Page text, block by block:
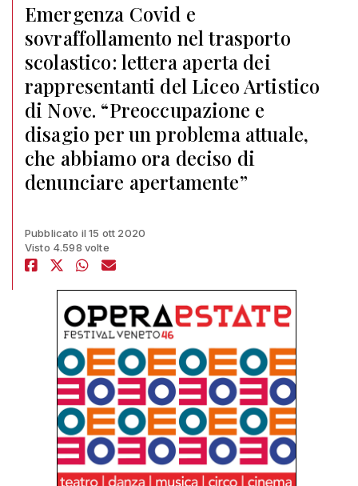
Emergenza Covid e
sovraffollamento nel trasporto
scolastico: lettera aperta dei
rappresentanti del Liceo Artistico
di Nove. “Preoccupazione e
disagio per un problema attuale,
che abbiamo ora deciso di
denunciare apertamente”
Pubblicato il 15 ott 2020
Visto 4.598 volte